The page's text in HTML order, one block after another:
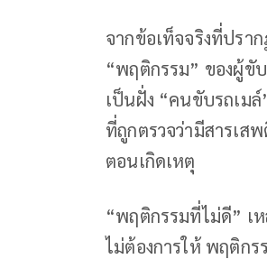
จากข้อเท็จจริงที่ปรา
“พฤติกรรม” ของผู้ขั
เป็นฝั่ง “คนขับรถเม
ที่ถูกตรวจว่ามีสารเส
ตอนเกิดเหตุ
“พฤติกรรมที่ไม่ดี” เ
ไม่ต้องการให้ พฤติก